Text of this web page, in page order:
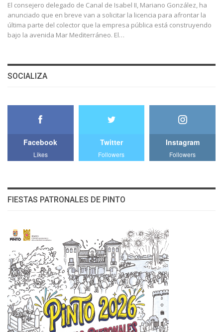
El consejero delegado de Canal de Isabel II, Mariano González, ha
anunciado que en breve van a solicitar la licencia para afrontar la
última parte del colector que la empresa pública está construyendo
bajo la avenida Mar Mediterráneo. El…
SOCIALIZA
Facebook
Likes
Twitter
Followers
Instagram
Followers
FIESTAS PATRONALES DE PINTO